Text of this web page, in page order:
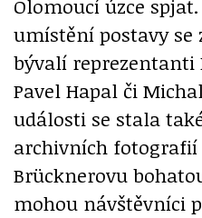
Olomoucí úzce
umístění postavy
bývalí reprezentanti
Pavel Hapal či
události se stala
archivních
Brücknerovu
mohou návštěvníci